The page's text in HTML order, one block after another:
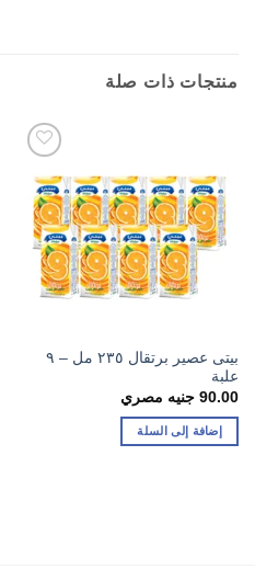
منتجات ذات صلة
بيتى عصير برتقال ٢٣٥ مل – ٩
علبة
90.00جنيه مصري
إضافة إلى السلة